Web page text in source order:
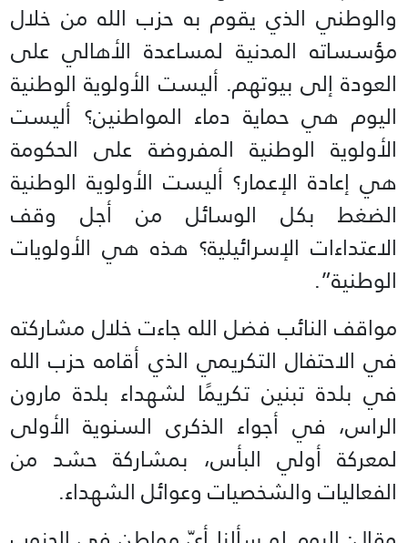
والوطني الذي يقوم به حزب الله من خلال
مؤسساته المدنية لمساعدة الأهالي على
العودة إلى بيوتهم. أليست الأولوية الوطنية
اليوم هي حماية دماء المواطنين؟ أليست
الأولوية الوطنية المفروضة على الحكومة
هي إعادة الإعمار؟ أليست الأولوية الوطنية
الضغط بكل الوسائل من أجل وقف
الاعتداءات الإسرائيلية؟ هذه هي الأولويات
الوطنية”.
مواقف النائب فضل الله جاءت خلال مشاركته
في الاحتفال التكريمي الذي أقامه حزب الله
في بلدة تبنين تكريمًا لشهداء بلدة مارون
الراس، في أجواء الذكرى السنوية الأولى
لمعركة أولي البأس، بمشاركة حشد من
الفعاليات والشخصيات وعوائل الشهداء.